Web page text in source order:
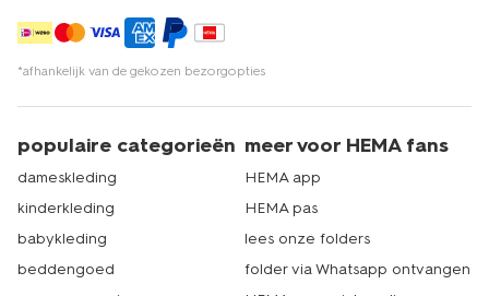
*afhankelijk van de gekozen bezorgopties
populaire categorieën
dameskleding
kinderkleding
babykleding
beddengoed
meer voor HEMA fans
HEMA app
HEMA pas
lees onze folders
folder via Whatsapp ontvangen